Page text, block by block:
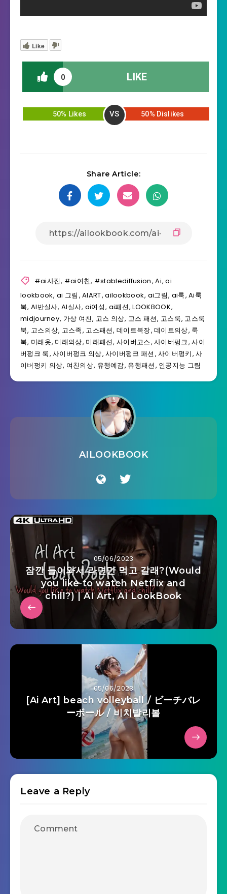
Like
0 LIKE
50% Likes VS 50% Dislikes
Share Article:
#ai사진, #ai여친, #stablediffusion,Ai,ai
lookbook,ai 그림 ,AIART,ailookbook, ai그림, ai룩,Ai룩
북, AI반실사,AI실사, ai여성, ai패션,LOOKBOOK,
midjourney, 가상 여친, 고스 의상, 고스 패션, 고스룩, 고스룩
북, 고스의상, 고스족, 고스패션,데이트복장,데이트의상, 룩
북, 미래옷, 미래의상, 미래패션,사이버고스,사이버펑크,사이
버펑크 룩,사이버펑크 의상,사이버펑크 패션,사이버펑키 ,사
이버펑키 의상, 여친의상, 유행예감, 유행패션, 인공지능 그림
AILOOKBOOK
05/06/2023
잠깐 들어와서 라면만 먹고 갈래?(Would
you like to watch Netflix and
chill?) | AI Art, AI LookBook
05/06/2023
[Ai Art] beach volleyball / ビーチバレ
ーボール / 비치발리볼
Leave a Reply